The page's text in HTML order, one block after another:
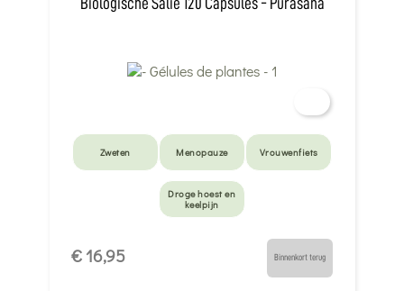
Zweten Menopauze Vrouwenfiets
Droge hoest en
keelpijn
€ 16,95 Binnenkort terug